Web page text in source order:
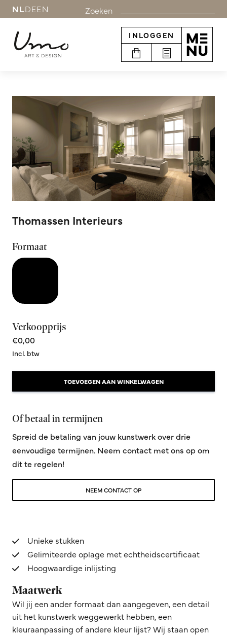
NLDEEN Zoeken
INLOGGEN
Thomassen Interieurs
Formaat
Verkoopprijs
€0,00
Incl. btw
TOEVOEGEN AAN WINKELWAGEN
Of betaal in termijnen
Spreid de betaling van jouw kunstwerk over drie
eenvoudige termijnen. Neem contact met ons op om
dit te regelen!
NEEM CONTACT OP
Unieke stukken
Gelimiteerde oplage met echtheidscertificaat
Hoogwaardige inlijsting
Maatwerk
Wil jij een ander formaat dan aangegeven, een detail
uit het kunstwerk weggewerkt hebben, een
kleuraanpassing of andere kleur lijst? Wij staan open